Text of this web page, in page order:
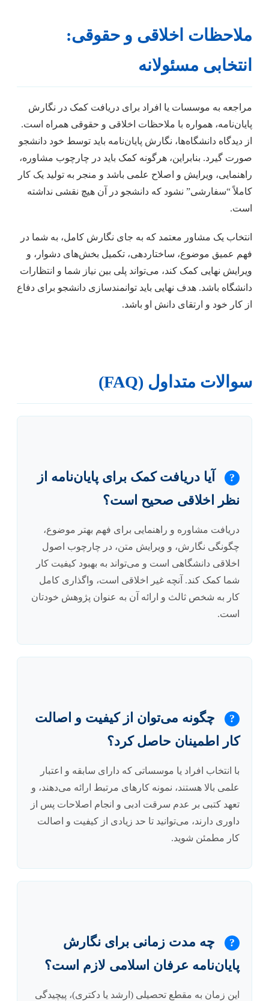
ملاحظات اخلاقی و حقوقی:
انتخابی مسئولانه
مراجعه به موسسات یا افراد برای دریافت کمک در نگارش
پایان‌نامه، همواره با ملاحظات اخلاقی و حقوقی همراه است.
از دیدگاه دانشگاه‌ها، نگارش پایان‌نامه باید توسط خود دانشجو
صورت گیرد. بنابراین، هرگونه کمک باید در چارچوب مشاوره،
راهنمایی، ویرایش و اصلاح علمی باشد و منجر به تولید یک کار
کاملاً “سفارشی” نشود که دانشجو در آن هیچ نقشی نداشته
است.
انتخاب یک مشاور معتمد که به جای نگارش کامل، به شما در
فهم عمیق موضوع، ساختاردهی، تکمیل بخش‌های دشوار، و
ویرایش نهایی کمک کند، می‌تواند پلی بین نیاز شما و انتظارات
دانشگاه باشد. هدف نهایی باید توانمندسازی دانشجو برای دفاع
از کار خود و ارتقای دانش او باشد.
سوالات متداول (FAQ)
?
آیا دریافت کمک برای پایان‌نامه از
نظر اخلاقی صحیح است؟
دریافت مشاوره و راهنمایی برای فهم بهتر موضوع،
چگونگی نگارش، و ویرایش متن، در چارچوب اصول
اخلاقی دانشگاهی است و می‌تواند به بهبود کیفیت کار
شما کمک کند. آنچه غیر اخلاقی است، واگذاری کامل
کار به شخص ثالث و ارائه آن به عنوان پژوهش خودتان
است.
?
چگونه می‌توان از کیفیت و اصالت
کار اطمینان حاصل کرد؟
با انتخاب افراد یا موسساتی که دارای سابقه و اعتبار
علمی بالا هستند، نمونه کارهای مرتبط ارائه می‌دهند، و
تعهد کتبی بر عدم سرقت ادبی و انجام اصلاحات پس از
داوری دارند، می‌توانید تا حد زیادی از کیفیت و اصالت
کار مطمئن شوید.
?
چه مدت زمانی برای نگارش
پایان‌نامه عرفان اسلامی لازم است؟
این زمان به مقطع تحصیلی (ارشد یا دکتری)، پیچیدگی